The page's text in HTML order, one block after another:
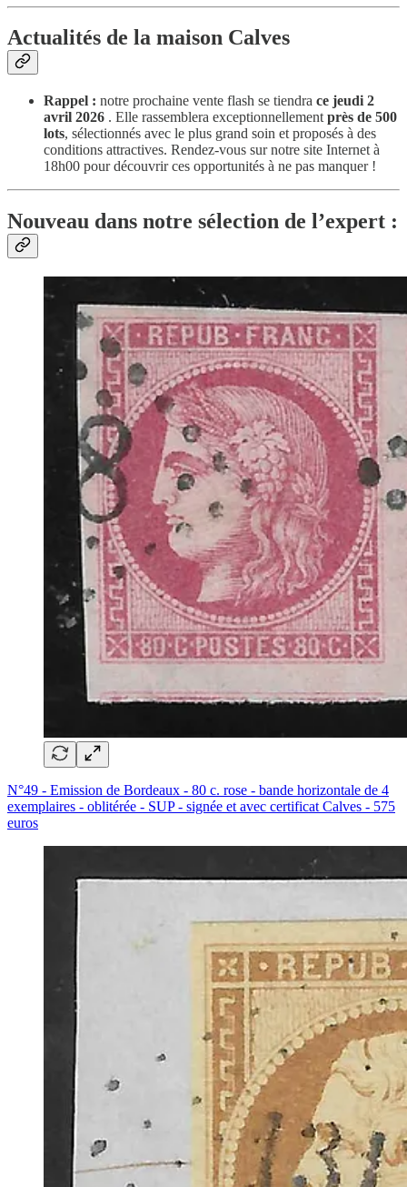
Actualités de la maison Calves
Rappel : notre prochaine vente flash se tiendra ce jeudi 2
avril 2026 . Elle rassemblera exceptionnellement près de 500
lots, sélectionnés avec le plus grand soin et proposés à des
conditions attractives. Rendez-vous sur notre site Internet à
18h00 pour découvrir ces opportunités à ne pas manquer !
Nouveau dans notre sélection de l’expert :
N°49 - Emission de Bordeaux - 80 c. rose - bande horizontale de 4
exemplaires - oblitérée - SUP - signée et avec certificat Calves - 575
euros